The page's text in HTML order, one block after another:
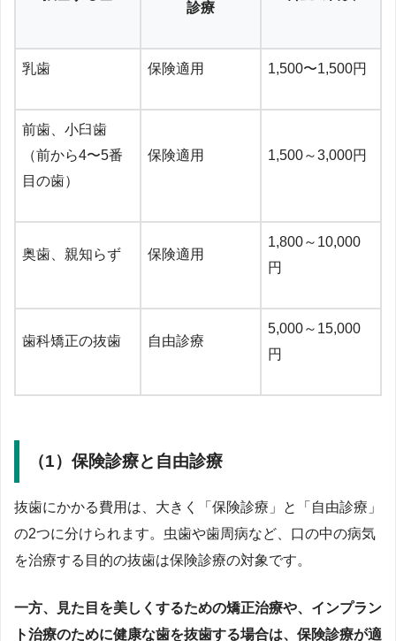
診療
乳歯 保険適用 1,500〜1,500円
前歯、小臼歯
（前から4〜5番
目の歯）
保険適用 1,500～3,000円
奥歯、親知らず 保険適用
1,800～10,000
円
歯科矯正の抜歯 自由診療
5,000～15,000
円
（1）保険診療と自由診療
抜歯にかかる費用は、大きく「保険診療」と「自由診療」
の2つに分けられます。虫歯や歯周病など、口の中の病気
を治療する目的の抜歯は保険診療の対象です。
一方、見た目を美しくするための矯正治療や、インプラン
ト治療のために健康な歯を抜歯する場合は、保険診療が適